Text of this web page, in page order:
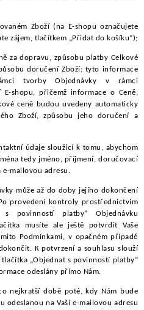
Zboží (na E-shopu označujete
zájem, tlačítkem „Přidat do košíku“);
za dopravu, způsobu platby Celkové
doručení Zboží; tyto informace
tvorby Objednávky v rámci
E-shopu, přičemž informace o Ceně,
ceně budou uvedeny automaticky
Zboží, způsobu jeho doručení a
údaje sloužící k tomu, abychom
tedy jméno, příjmení, doručovací
e-mailovou adresu.
může až do doby jejího dokončení
provedení kontroly prostřednictvím
povinností platby“ Objednávku
musíte ale ještě potvrdit Vaše
Podmínkami, v opačném případě
K potvrzení a souhlasu slouží
„Objednat s povinností platby“
odeslány přímo Nám.
nejkratší době poté, kdy Nám bude
odeslanou na Vaši e-mailovou adresu